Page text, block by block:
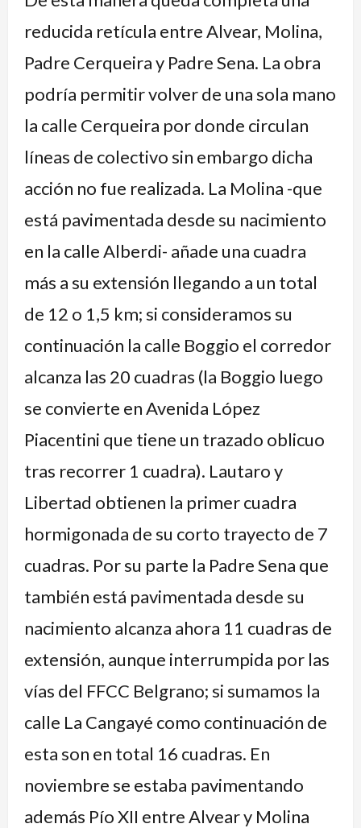
reducida retícula entre Alvear, Molina,
Padre Cerqueira y Padre Sena. La obra
podría permitir volver de una sola mano
la calle Cerqueira por donde circulan
líneas de colectivo sin embargo dicha
acción no fue realizada. La Molina -que
está pavimentada desde su nacimiento
en la calle Alberdi- añade una cuadra
más a su extensión llegando a un total
de 12 o 1,5 km; si consideramos su
continuación la calle Boggio el corredor
alcanza las 20 cuadras (la Boggio luego
se convierte en Avenida López
Piacentini que tiene un trazado oblicuo
tras recorrer 1 cuadra). Lautaro y
Libertad obtienen la primer cuadra
hormigonada de su corto trayecto de 7
cuadras. Por su parte la Padre Sena que
también está pavimentada desde su
nacimiento alcanza ahora 11 cuadras de
extensión, aunque interrumpida por las
vías del FFCC Belgrano; si sumamos la
calle La Cangayé como continuación de
esta son en total 16 cuadras. En
noviembre se estaba pavimentando
además Pío XII entre Alvear y Molina